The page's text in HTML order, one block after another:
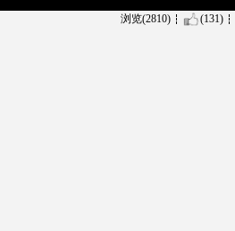
浏览(2810) (131)